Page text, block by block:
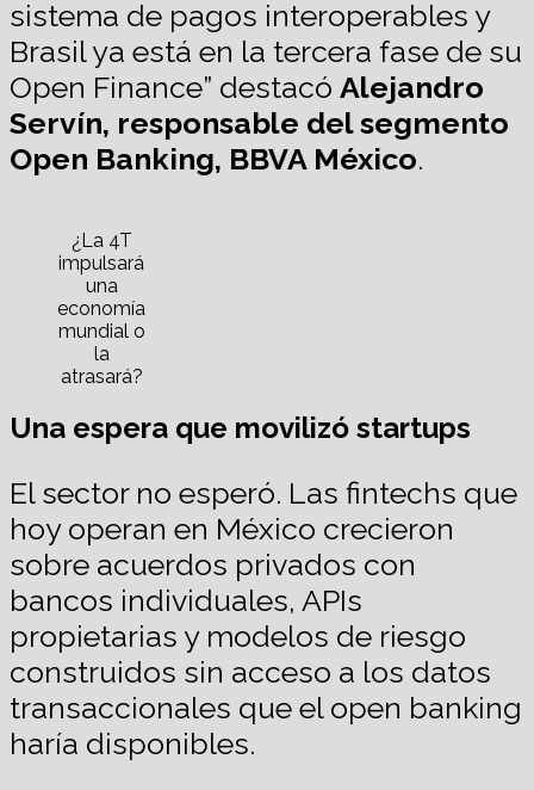
sistema de pagos interoperables y
Brasil ya está en la tercera fase de su
Open Finance” destacó Alejandro
Servín, responsable del segmento
Open Banking, BBVA México.
¿La 4T
impulsará
una
economía
mundial o
la
atrasará?
Una espera que movilizó startups
El sector no esperó. Las fintechs que
hoy operan en México crecieron
sobre acuerdos privados con
bancos individuales, APIs
propietarias y modelos de riesgo
construidos sin acceso a los datos
transaccionales que el open banking
haría disponibles.